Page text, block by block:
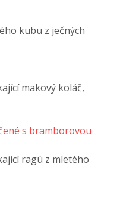
kubu z ječných
makový koláč,
s bramborovou
ragú z mletého